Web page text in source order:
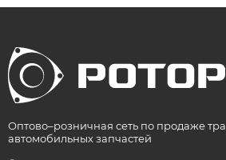
Оптово–розничная сеть по продаже
автомобильных запчастей